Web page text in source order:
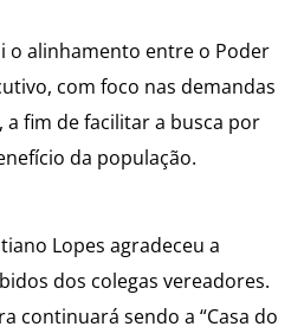
alinhamento entre o Poder
com foco nas demandas
fim de facilitar a busca por
da população.
Lopes agradeceu a
dos colegas vereadores.
continuará sendo a “Casa do